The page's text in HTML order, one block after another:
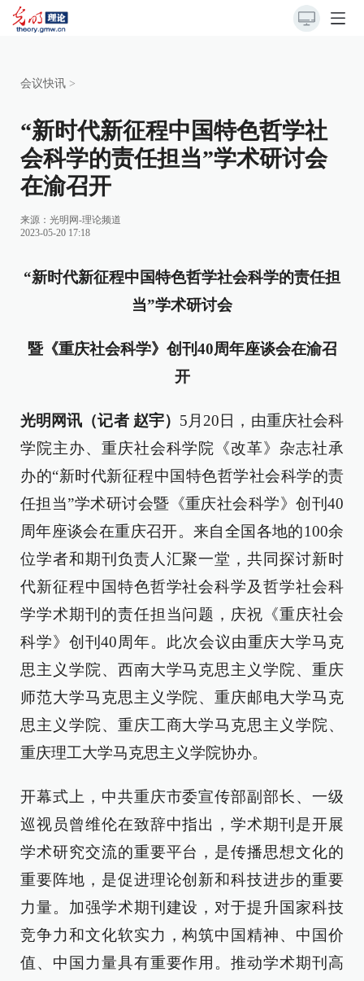
会议快讯 >
“新时代新征程中国特色哲学社
会科学的责任担当”学术研讨会
在渝召开
来源： 光明网-理论频道
2023-05-20 17:18
“新时代新征程中国特色哲学社会科学的责任担
当”学术研讨会
暨《重庆社会科学》创刊40周年座谈会在渝召
开
光明网讯（记者 赵宇） 5月20日，由重庆社会科
学院主办、重庆社会科学院《改革》杂志社承
办的“新时代新征程中国特色哲学社会科学的责
任担当”学术研讨会暨《重庆社会科学》创刊40
周年座谈会在重庆召开。来自全国各地的100余
位学者和期刊负责人汇聚一堂，共同探讨新时
代新征程中国特色哲学社会科学及哲学社会科
学学术期刊的责任担当问题，庆祝《重庆社会
科学》创刊40周年。此次会议由重庆大学马克
思主义学院、西南大学马克思主义学院、重庆
师范大学马克思主义学院、重庆邮电大学马克
思主义学院、重庆工商大学马克思主义学院、
重庆理工大学马克思主义学院协办。
开幕式上，中共重庆市委宣传部副部长、一级
巡视员曾维伦在致辞中指出，学术期刊是开展
学术研究交流的重要平台，是传播思想文化的
重要阵地，是促进理论创新和科技进步的重要
力量。加强学术期刊建设，对于提升国家科技
竞争力和文化软实力，构筑中国精神、中国价
值、中国力量具有重要作用。推动学术期刊高